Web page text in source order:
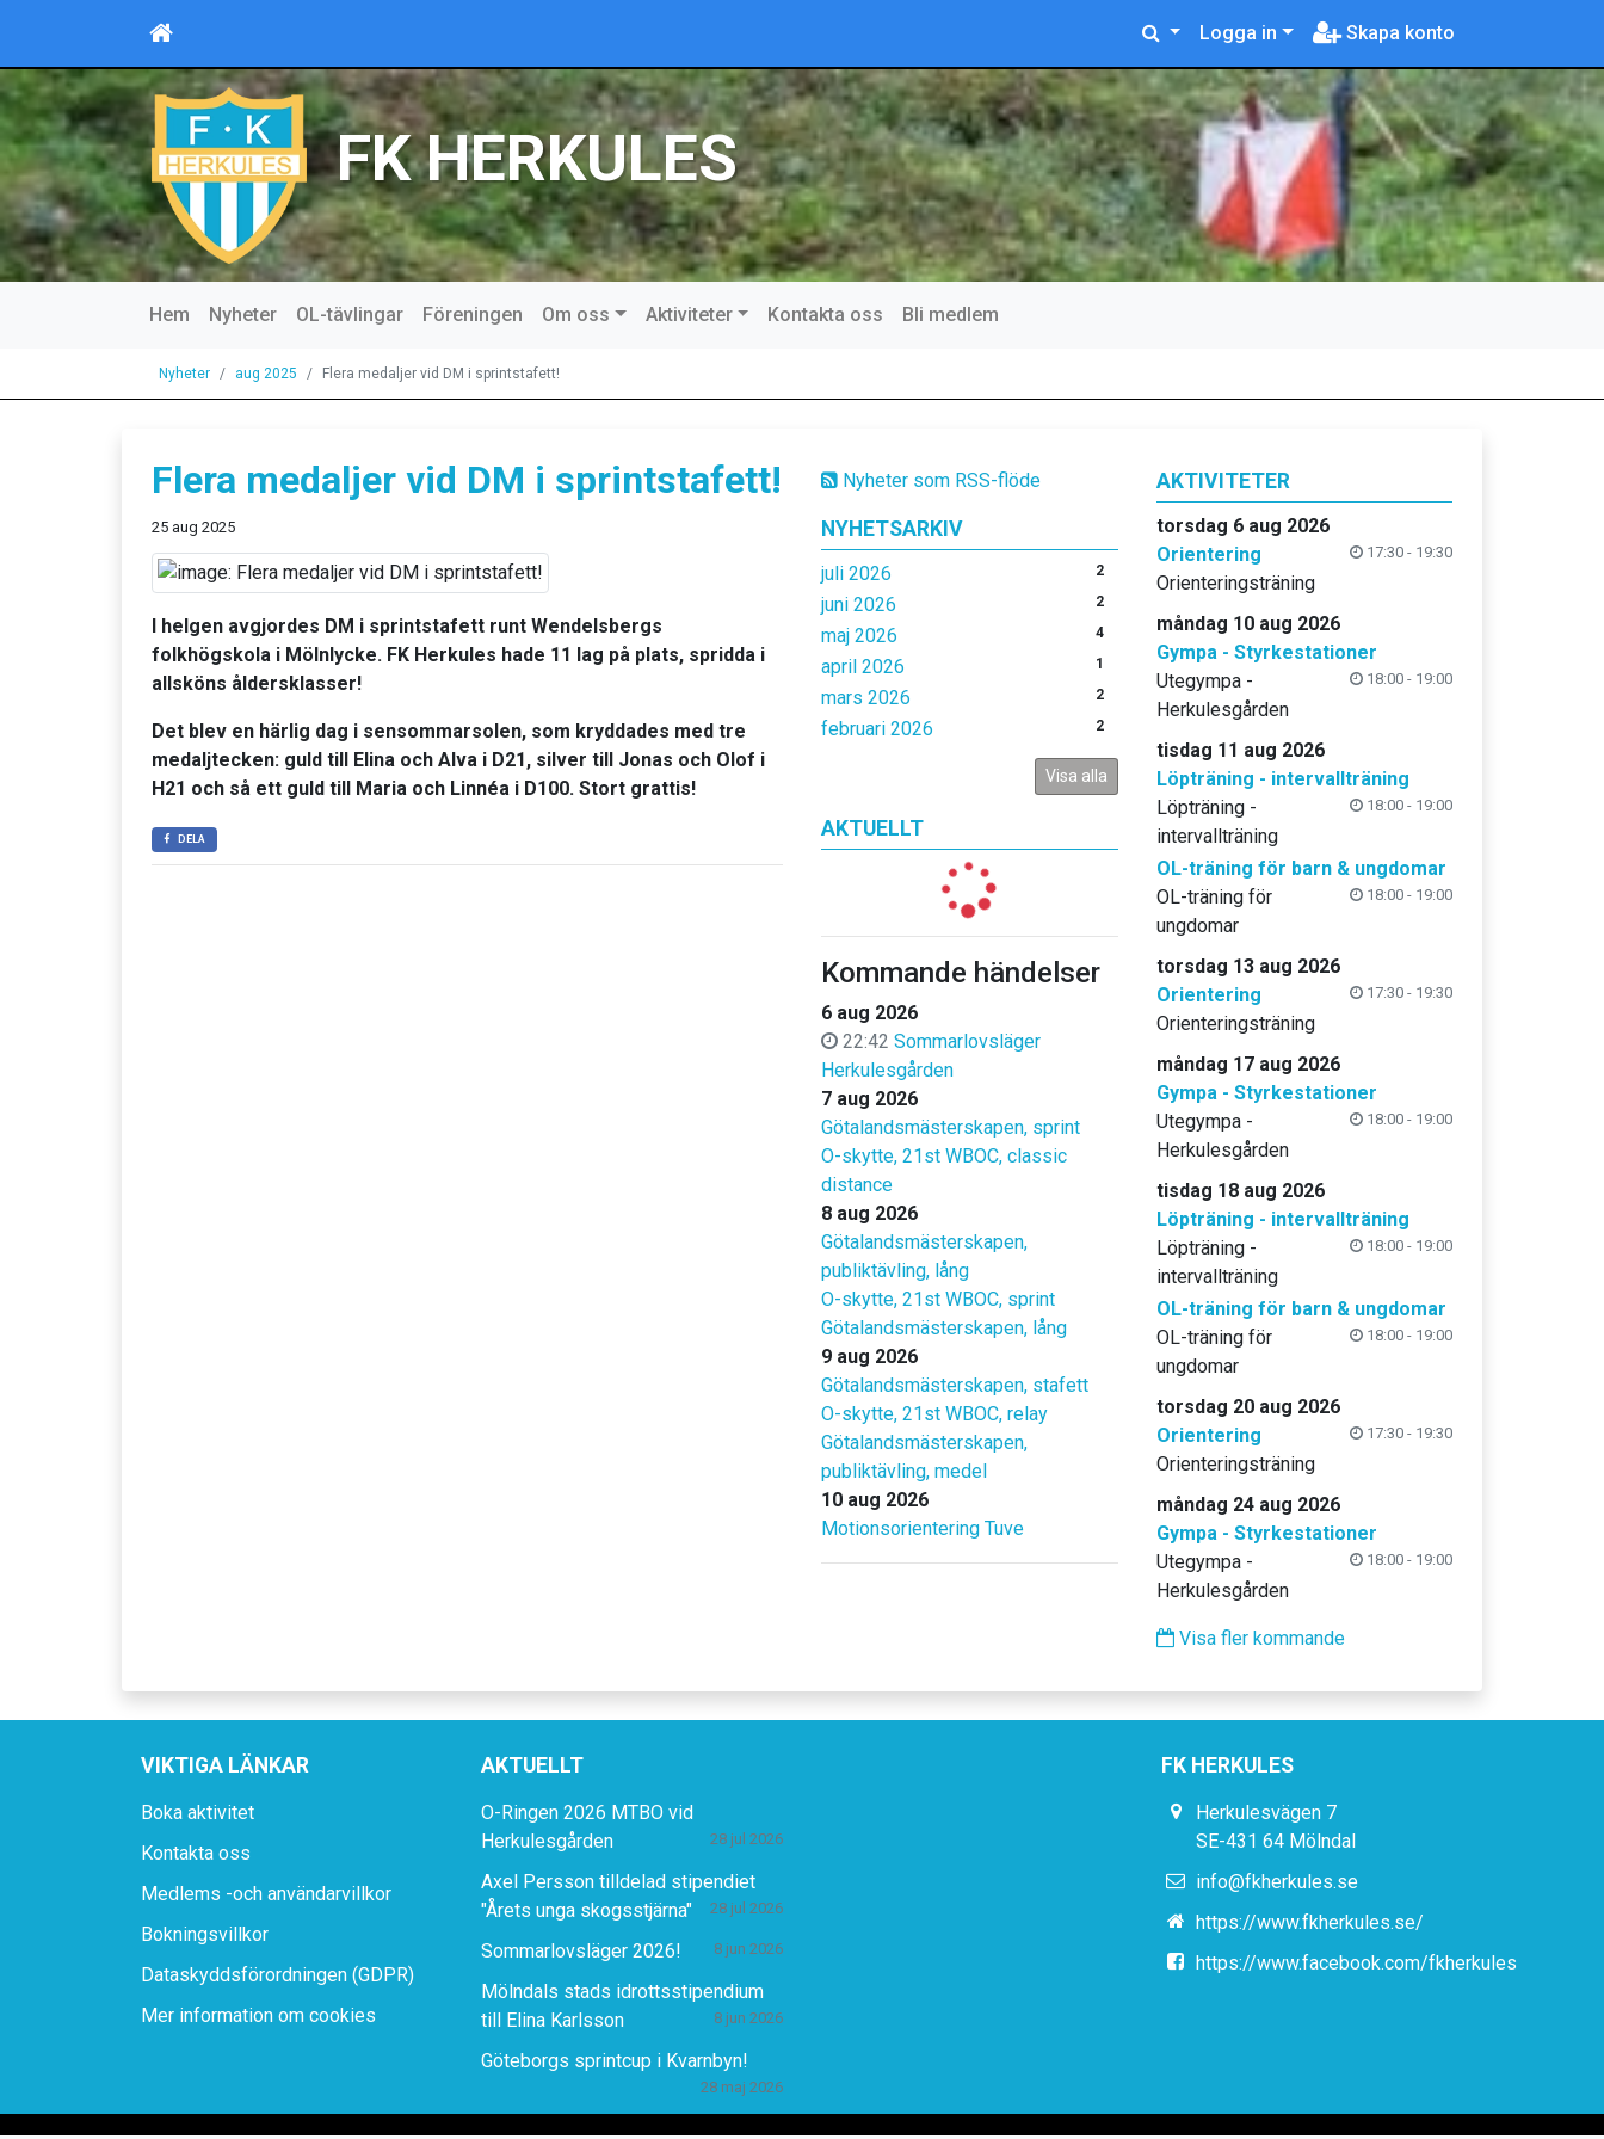
Logga in Skapa konto
FK HERKULES
Hem Nyheter OL-tävlingar Föreningen Om oss Aktiviteter Kontakta oss Bli medlem
Nyheter aug 2025 Flera medaljer vid DM i sprintstafett!
Nyheter som RSS-flöde
NYHETSARKIV
juli 2026 2
juni 2026 2
maj 2026 4
april 2026 1
mars 2026 2
februari 2026 2
Visa alla
AKTUELLT
Kommande händelser
6 aug 2026
22:42 Sommarlovsläger
Herkulesgården
7 aug 2026
Götalandsmästerskapen, sprint
O-skytte, 21st WBOC, classic
distance
8 aug 2026
Götalandsmästerskapen,
publiktävling, lång
O-skytte, 21st WBOC, sprint
Götalandsmästerskapen, lång
9 aug 2026
Götalandsmästerskapen, stafett
O-skytte, 21st WBOC, relay
Götalandsmästerskapen,
publiktävling, medel
10 aug 2026
Motionsorientering Tuve
Flera medaljer vid DM i sprintstafett!
25 aug 2025
I helgen avgjordes DM i sprintstafett runt Wendelsbergs
folkhögskola i Mölnlycke. FK Herkules hade 11 lag på plats, spridda i
allsköns åldersklasser!
Det blev en härlig dag i sensommarsolen, som kryddades med tre
medaljtecken: guld till Elina och Alva i D21, silver till Jonas och Olof i
H21 och så ett guld till Maria och Linnéa i D100. Stort grattis!
DELA
AKTIVITETER
torsdag 6 aug 2026
Orientering
17:30 - 19:30
Orienteringsträning
måndag 10 aug 2026
Gympa - Styrkestationer
18:00 - 19:00
Utegympa -
Herkulesgården
tisdag 11 aug 2026
Löpträning - intervallträning
18:00 - 19:00
Löpträning -
intervallträning
OL-träning för barn & ungdomar
18:00 - 19:00
OL-träning för
ungdomar
torsdag 13 aug 2026
Orientering
17:30 - 19:30
Orienteringsträning
måndag 17 aug 2026
Gympa - Styrkestationer
18:00 - 19:00
Utegympa -
Herkulesgården
tisdag 18 aug 2026
Löpträning - intervallträning
18:00 - 19:00
Löpträning -
intervallträning
OL-träning för barn & ungdomar
18:00 - 19:00
OL-träning för
ungdomar
torsdag 20 aug 2026
Orientering
17:30 - 19:30
Orienteringsträning
måndag 24 aug 2026
Gympa - Styrkestationer
18:00 - 19:00
Utegympa -
Herkulesgården
Visa fler kommande
VIKTIGA LÄNKAR
Boka aktivitet
Kontakta oss
Medlems -och användarvillkor
Bokningsvillkor
Dataskyddsförordningen (GDPR)
Mer information om cookies
AKTUELLT
O-Ringen 2026 MTBO vid
Herkulesgården
28 jul 2026
Axel Persson tilldelad stipendiet
"Årets unga skogsstjärna"
28 jul 2026
Sommarlovsläger 2026! 8 jun 2026
Mölndals stads idrottsstipendium
till Elina Karlsson
8 jun 2026
Göteborgs sprintcup i Kvarnbyn!
28 maj 2026
FK HERKULES
Herkulesvägen 7
SE-431 64 Mölndal
info@fkherkules.se
https://www.fkherkules.se/
https://www.facebook.com/fkherkules